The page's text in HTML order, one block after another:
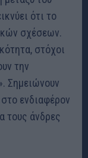
ότι το
σχέσεων.
στόχοι
την
Σημειώνουν
ενδιαφέρον
τους άνδρες